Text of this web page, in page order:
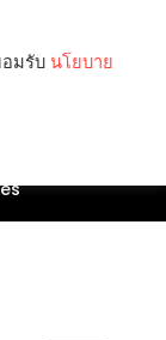
อมรับ นโยบาย